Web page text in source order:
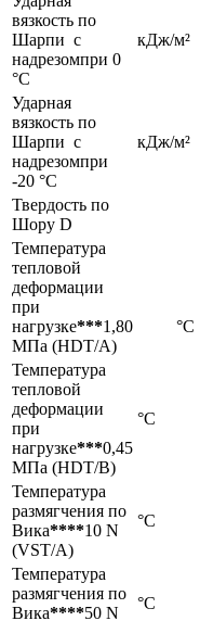
вязкость по
Шарпи с
надрезомпри 0
°С
кДж/м²
Ударная
вязкость по
Шарпи с
надрезомпри
-20 °С
кДж/м²
Твердость по
Шору D
Температура
тепловой
деформации
при
нагрузке***1,80
МПа (HDT/А)
°C
Температура
тепловой
деформации
при
нагрузке***0,45
МПа (HDT/B)
°C
Температура
размягчения по
Вика****10 N
(VST/A)
°C
Температура
размягчения по
Вика****50 N
°C